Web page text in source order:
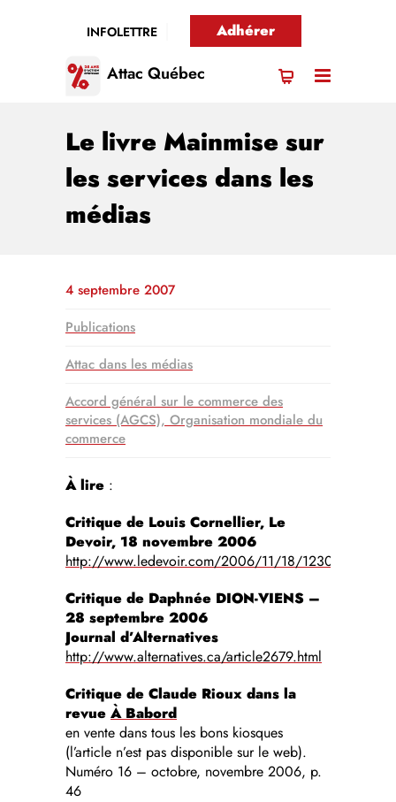
INFOLETTRE Adhérer
Attac Québec
Le livre Mainmise sur
les services dans les
médias
4 septembre 2007
Publications
Attac dans les médias
Accord général sur le commerce des
services (AGCS), Organisation mondiale du
commerce
À lire :
Critique de Louis Cornellier, Le
Devoir, 18 novembre 2006
http://www.ledevoir.com/2006/11/18/123082.html
Critique de Daphnée DION-VIENS –
28 septembre 2006
Journal d’Alternatives
http://www.alternatives.ca/article2679.html
Critique de Claude Rioux dans la
revue À Babord
en vente dans tous les bons kiosques
(l’article n’est pas disponible sur le web).
Numéro 16 – octobre, novembre 2006, p.
46